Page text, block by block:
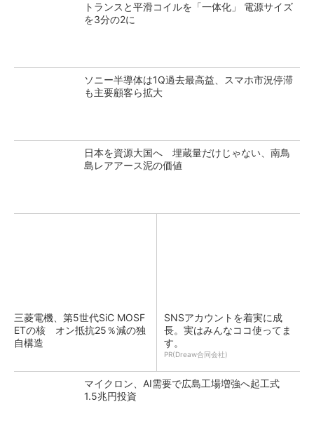
トランスと平滑コイルを「一体化」 電源サイズ
を3分の2に
ソニー半導体は1Q過去最高益、スマホ市況停滞
も主要顧客ら拡大
日本を資源大国へ 埋蔵量だけじゃない、南鳥
島レアアース泥の価値
三菱電機、第5世代SiC MOSF
ETの核 オン抵抗25％減の独
自構造
SNSアカウントを着実に成
長。実はみんなココ使ってま
す。
PR(Dreaw合同会社)
マイクロン、AI需要で広島工場増強へ起工式
1.5兆円投資